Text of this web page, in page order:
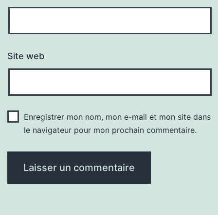
Site web
Enregistrer mon nom, mon e-mail et mon site dans
le navigateur pour mon prochain commentaire.